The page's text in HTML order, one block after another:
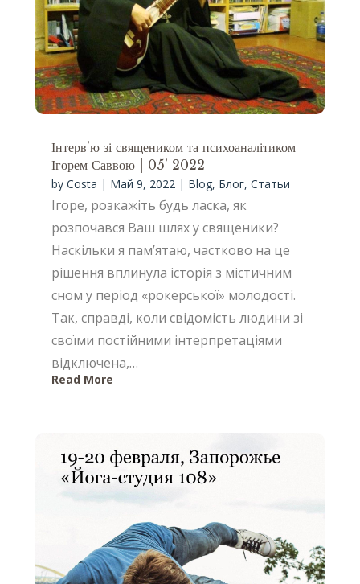
Інтерв’ю зі священиком та психоаналітиком
Ігорем Саввою | 05’ 2022
by Costa | Май 9, 2022| Blog, Блог, Статьи
Ігоре, розкажіть будь ласка, як
розпочався Ваш шлях у священики?
Наскільки я пам’ятаю, частково на це
рішення вплинула історія з містичним
сном у період «рокерської» молодості.
Так, справді, коли свідомість людини зі
своїми постійними інтерпретаціями
відключена,…
Read More